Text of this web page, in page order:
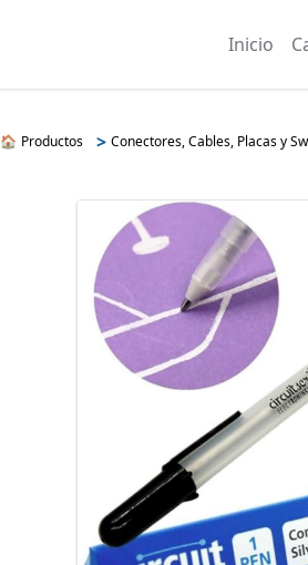
Inicio
🏠 Productos > Conectores, Cables, Placas y